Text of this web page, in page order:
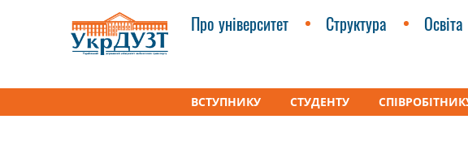
Про університет Структура Освіта
ВСТУПНИКУ СТУДЕНТУ
Факультети Студентські наукові гуртки